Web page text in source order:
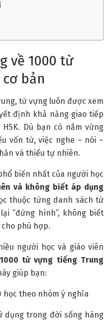
về 1000 từ
bản
từ vựng luôn được xem
định khả năng giao tiếp
Dù bạn có nắm vững
vốn từ, việc nghe – nói –
và thiếu tự nhiên.
biến nhất của người học
và không biết áp dụng
thuộc từng danh sách từ
“đứng hình”, không biết
phù hợp.
người học và giáo viên
từ vựng tiếng Trung
giúp bạn:
theo nhóm ý nghĩa
dụng trong đời sống hàng